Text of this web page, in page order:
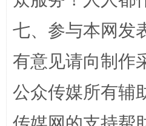
七、参与本网发
有意见请向制作
公众传媒所有辅